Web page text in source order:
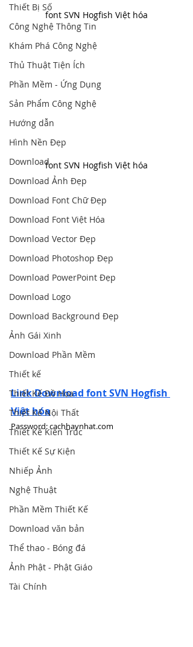
Thiết Bị Số
Công Nghệ Thông Tin
Khám Phá Công Nghệ
Thủ Thuật Tiện Ích
Phần Mềm - Ứng Dụng
Sản Phẩm Công Nghệ
Hướng dẫn
Hình Nền Đẹp
Download
Download Ảnh Đẹp
Download Font Chữ Đẹp
Download Font Việt Hóa
Download Vector Đẹp
Download Photoshop Đẹp
Download PowerPoint Đẹp
Download Logo
Download Background Đẹp
Ảnh Gái Xinh
Download Phần Mềm
Thiết kế
Thiết Kế Đồ Họa
Thiết Kế Nội Thất
Thiết Kế Kiến Trúc
Thiết Kế Sự Kiện
Nhiếp Ảnh
Nghệ Thuật
Phần Mềm Thiết Kế
Download văn bản
Thể thao - Bóng đá
Ảnh Phật - Phật Giáo
Tài Chính
font SVN Hogfish Việt hóa
font SVN Hogfish Việt hóa
Link Download font SVN Hogfish
Việt hóa
Password: cachhaynhat.com